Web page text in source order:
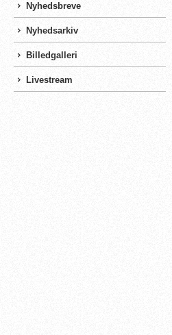
Nyhedsbreve
Nyhedsarkiv
Billedgalleri
Livestream